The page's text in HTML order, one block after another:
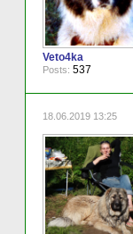
Veto4ka
Posts: 537
18.06.2019 13:25